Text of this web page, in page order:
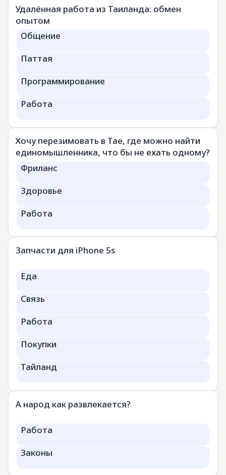
Удалённая работа из Таиланда: обмен
опытом
Общение
Паттая
Программирование
Работа
Хочу перезимовать в Тае, где можно найти
единомышленника, что бы не ехать одному?
Фриланс
Здоровье
Работа
Запчасти для iPhone 5s
Еда
Связь
Работа
Покупки
Тайланд
А народ как развлекается?
Работа
Законы